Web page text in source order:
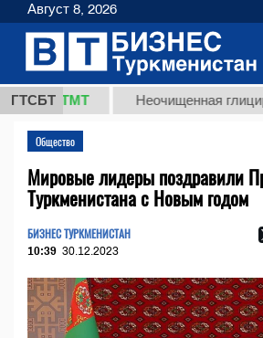
ГТСБТ
ТМТ Неочищенная
Общество
Мировые лидеры поздравили
Туркменистана с Новым годом
БИЗНЕС ТУРКМЕНИСТАН
10:39 30.12.2023
Август 8, 2026